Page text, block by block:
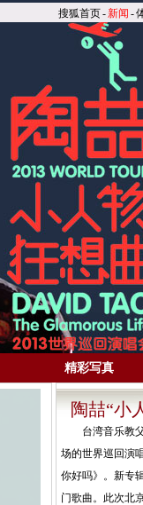
搜狐首页-新闻 -
精彩写真
陶喆“小
台湾音乐教父
场的世界巡回演
你好吗》。新专
门歌曲。此次